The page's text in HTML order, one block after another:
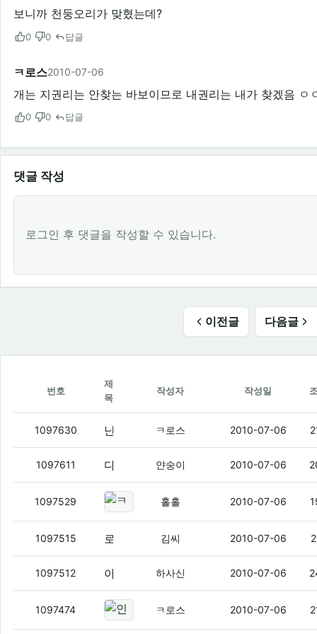
보니까 천둥오리가 맞혔는데?
0 0 답글
ㅋ로스2010-07-06
개는 지권리는 안찾는 바보이므로 내권리는 내가 찾겠음 ㅇ
0 0 답글
댓글 작성
로그인 후 댓글을 작성할 수 있습니다.
이전글 다음글
번호
제
목
작성자 작성일
1097630 (5)
ㅋ로스 2010-07-06
1097611 얀숭이 2010-07-06
1097529 ㅋ로스(3)
홀홀 2010-07-06
1097515 김씨 2010-07-06
1097512 (14)
하사신 2010-07-06
1097474 인제 통장에 150만원도 안 남은걸
ㅋ로스 2010-07-06